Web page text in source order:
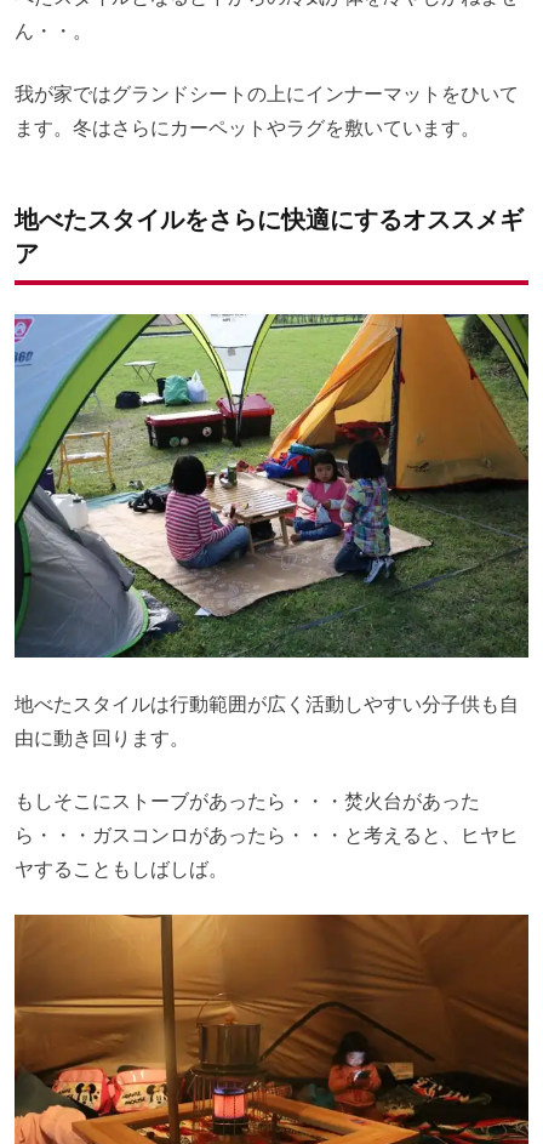
ん・・。
我が家ではグランドシートの上にインナーマットをひいて
ます。 冬はさらにカーペットやラグを敷いています。
地べたスタイルをさらに快適にするオススメギ
ア
地べたスタイルは行動範囲が広く活動しやすい分子供も自
由に動き回ります。
もしそこにストーブがあったら・・・焚火台があった
ら・・・ガスコンロがあったら・・・ と考えると、ヒヤヒ
ヤすることもしばしば。